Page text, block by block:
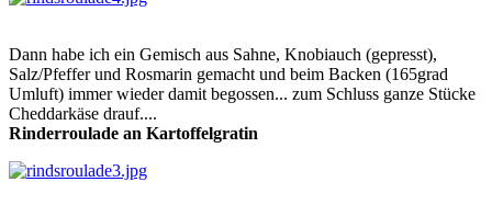
Dann habe ich ein Gemisch aus Sahne, Knobiauch (gepresst),
Salz/Pfeffer und Rosmarin gemacht und beim Backen (165grad
Umluft) immer wieder damit begossen... zum Schluss ganze Stücke
Cheddarkäse drauf....
Rinderroulade an Kartoffelgratin